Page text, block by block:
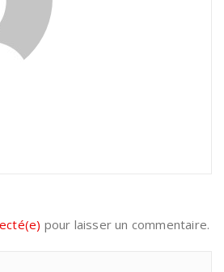
pour laisser un commentaire.